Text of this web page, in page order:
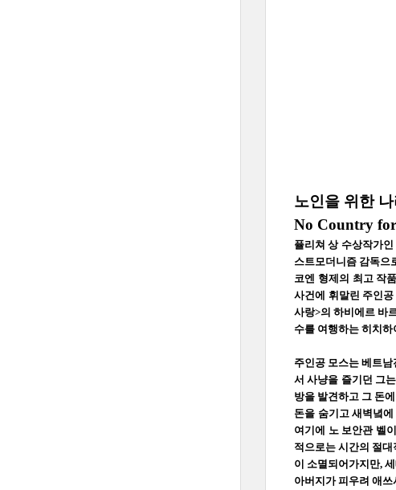
노인을 위한
No Country
퓰리쳐 상 수상작가
스트모더니즘 감독으
코엔 형제의 최고 작
사건에 휘말린 주인
사랑>의 하비에르 바
수를 여행하는 히치
주인공 모스는 베트
서 사냥을 즐기던 그
방을 발견하고 그 돈
돈을 숨기고 새벽녘
여기에 노 보안관 벨
적으로는 시간의 절
이 소멸되어가지만,
아버지가 피우려 애